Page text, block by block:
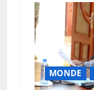
MONDE